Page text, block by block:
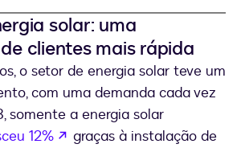
solar: uma
clientes mais rápida
o setor de energia solar teve um
com uma demanda cada vez
somente a energia solar
12% se abre en una nueva
graças à instalação de